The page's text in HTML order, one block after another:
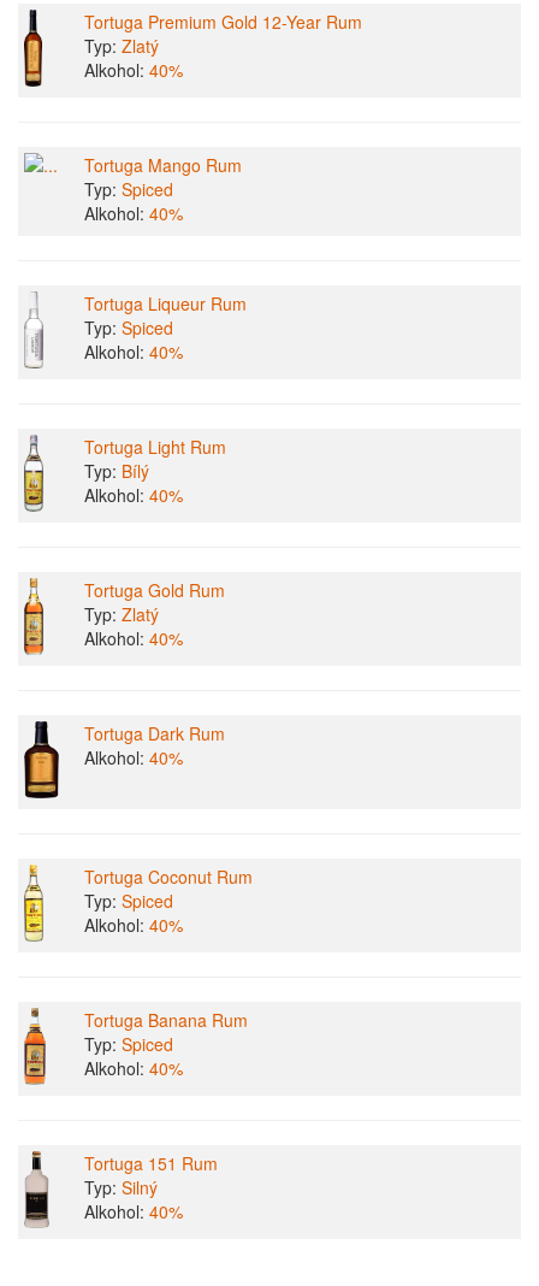
Tortuga Premium Gold 12-Year Rum
Typ: Zlatý
Alkohol: 40%
Tortuga Mango Rum
Typ: Spiced
Alkohol: 40%
Tortuga Liqueur Rum
Typ: Spiced
Alkohol: 40%
Tortuga Light Rum
Typ: Bílý
Alkohol: 40%
Tortuga Gold Rum
Typ: Zlatý
Alkohol: 40%
Tortuga Dark Rum
Alkohol: 40%
Tortuga Coconut Rum
Typ: Spiced
Alkohol: 40%
Tortuga Banana Rum
Typ: Spiced
Alkohol: 40%
Tortuga 151 Rum
Typ: Silný
Alkohol: 40%